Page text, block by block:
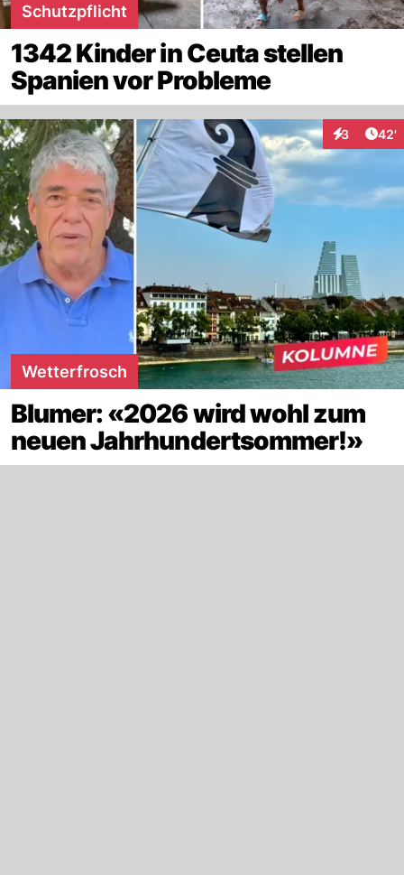
Schutzpflicht
1342 Kinder in Ceuta stellen
Spanien vor Probleme
3 42'
Wetterfrosch
Blumer: «2026 wird wohl zum
neuen Jahrhundertsommer!»